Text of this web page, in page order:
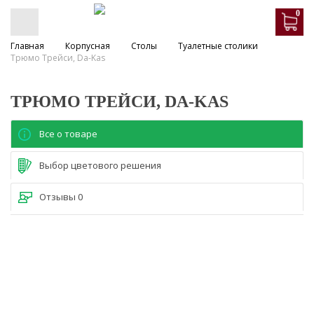
0
Главная Корпусная Столы
Туалетные столики
Трюмо Трейси, Da-Kas
ТРЮМО ТРЕЙСИ, DA-KAS
Все о товаре
Выбор цветового решения
Отзывы 0